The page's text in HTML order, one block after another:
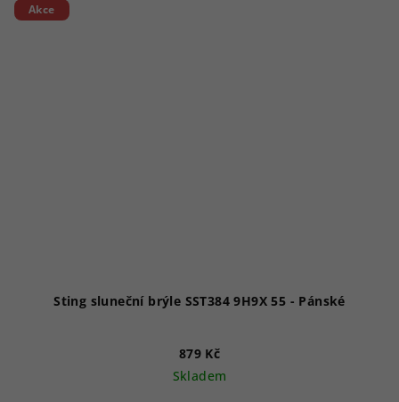
Akce
Sting sluneční brýle SST384 9H9X 55 - Pánské
879 Kč
Skladem